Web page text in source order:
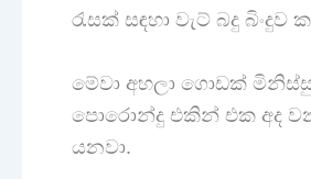
රැසක් සඳහා වැට් බදු
මේවා අහලා ගොඩක්
පොරොන්දු එකින් එක අද
යනවා.